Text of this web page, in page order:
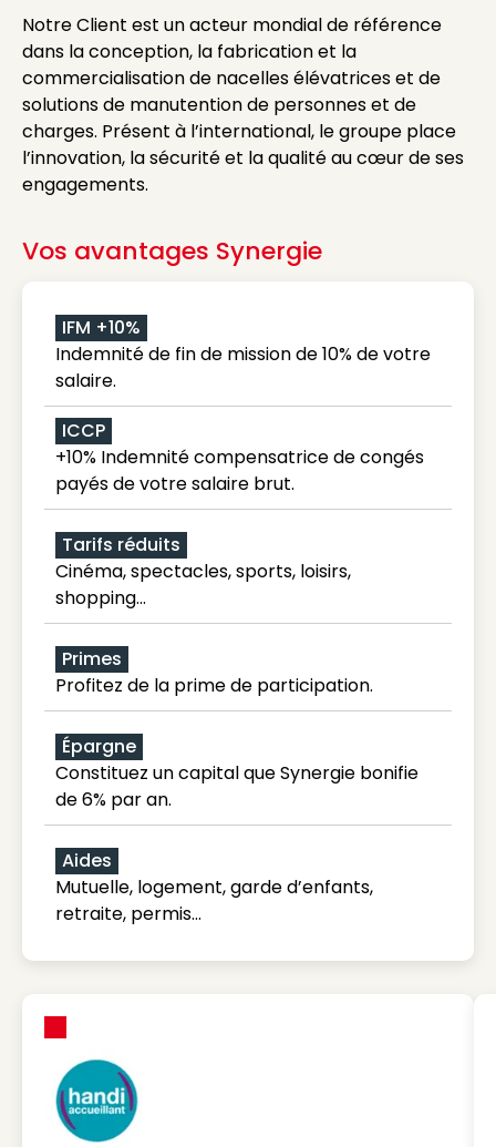
Notre Client est un acteur mondial de référence
dans la conception, la fabrication et la
commercialisation de nacelles élévatrices et de
solutions de manutention de personnes et de
charges. Présent à l’international, le groupe place
l’innovation, la sécurité et la qualité au cœur de ses
engagements.
Vos avantages Synergie
IFM +10%
Indemnité de fin de mission de 10% de votre
salaire.
ICCP
+10% Indemnité compensatrice de congés
payés de votre salaire brut.
Tarifs réduits
Cinéma, spectacles, sports, loisirs,
shopping...
Primes
Profitez de la prime de participation.
Épargne
Constituez un capital que Synergie bonifie
de 6% par an.
Aides
Mutuelle, logement, garde d’enfants,
retraite, permis…